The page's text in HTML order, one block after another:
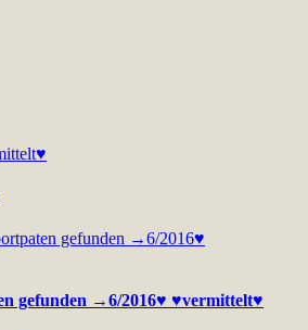
gefunden →6/2016♥ ♥vermittelt♥